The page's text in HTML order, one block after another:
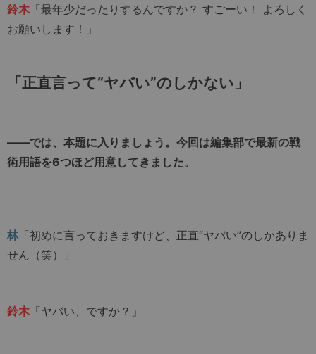
鈴木 「最年少だったりするんですか？ すごーい！ よろしく
お願いします！」
「正直言って“ヤバい”のしかない」
――では、本題に入りましょう。今回は編集部で最新の戦
術用語を6つほど用意してきました。
林 「初めに言っておきますけど、正直“ヤバい”のしかありま
せん（笑）」
鈴木 「ヤバい、ですか？」